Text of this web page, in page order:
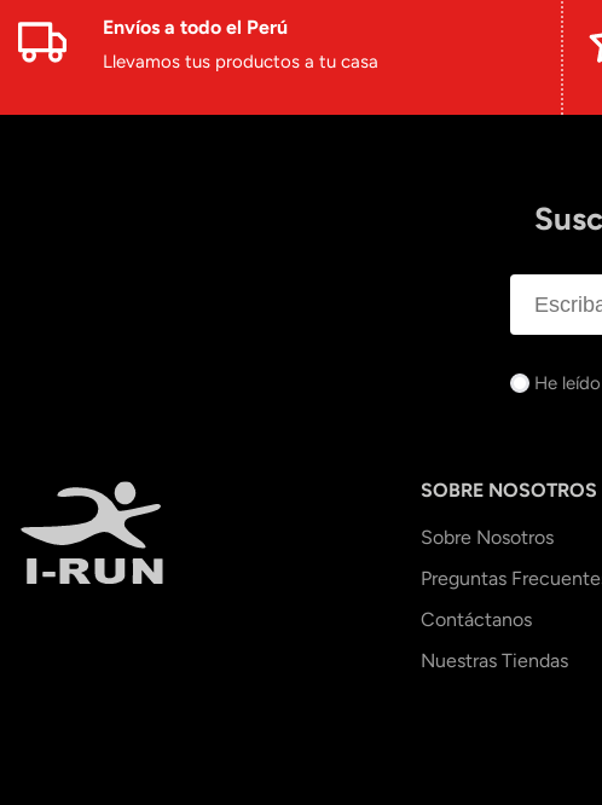
Envíos a todo el Perú
Llevamos tus productos a tu casa
He
SOBRE NOSOTROS
Sobre Nosotros
Preguntas
Contáctanos
Nuestras Tiendas